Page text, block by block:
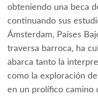
obteniendo una beca
continuando sus
Ámsterdam, Países
traversa barroca, ha
abarca tanto la
como la exploración
en un prolífico camino